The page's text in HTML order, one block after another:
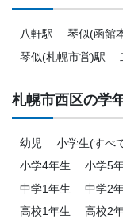
八軒駅 琴似(函館
琴似(札幌市営)駅
札幌市西区の学
幼児 小学生(すべ
小学4年生
小学5
中学1年生
中学2
高校1年生
高校2